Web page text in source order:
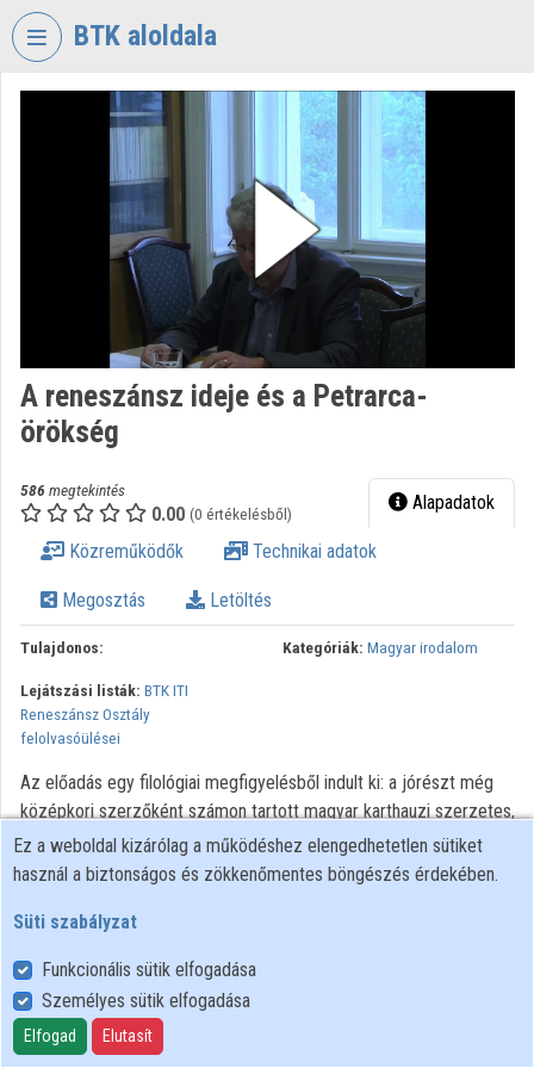
Fejléc kihagyása
BTK aloldala
VIDEO TORIUM
BÖLCSÉSZETTUDOMÁNYI
KUTATÓKÖZPONT
Intézményi kezdőlap
Bejelentkezés
Intézményi felfedezés
Kategóriák
Intézményi listák
Intézmények
Közreműködők
A reneszánsz ideje és a Petrarca-
örökség
586 megtekintés
0.00 (0 értékelésből) Alapadatok
Közreműködők Technikai adatok
Megosztás Letöltés
Tulajdonos: Kategóriák: Magyar irodalom
Lejátszási listák: BTK ITI
Reneszánsz Osztály
felolvasóülései
Az előadás egy filológiai megfigyelésből indult ki: a jórészt még
középkori szerzőként számon tartott magyar karthauzi szerzetes,
Andreas Pannonius nagy tömegű jelöletlen Petrarca-idézetet és
parafrázist épített be politikai és teológiai munkáiba. Ezek a
helyeken tűnnek fel, és az életművön belül is fordulatot jeleznek,
pozícióját, mint ahol azt az irodalomtörténeti kézikönyv a hatvanas
években kijelölte. Mégsem tűnik egyszerű feladatnak a hiba
javítása: ugyanis a szerzőt nincs hová áthelyezni. Itáliai és európai
Ez a weboldal kizárólag a működéshez elengedhetetlen sütiket
használ a biztonságos és zökkenőmentes böngészés érdekében.
Süti szabályzat
Funkcionális sütik elfogadása
Személyes sütik elfogadása
Elfogad Elutasít